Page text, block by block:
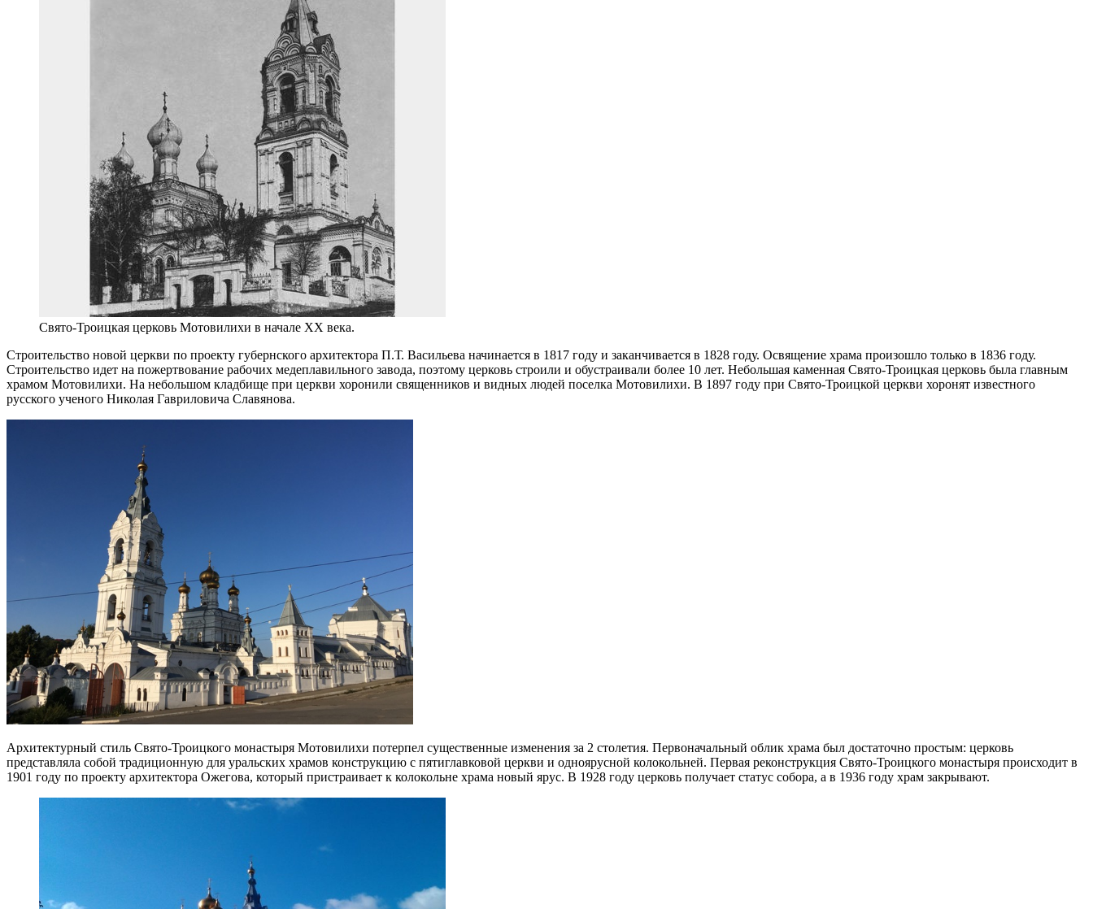
Свято-Троицкая церковь Мотовилихи в начале XX века.
Строительство новой церкви по проекту губернского архитектора П.Т. Васильева начинается в 1817 году и заканчивается в 1828 году. Освящение храма произошло только в 1836 году.
Строительство идет на пожертвование рабочих медеплавильного завода, поэтому церковь строили и обустраивали более 10 лет. Небольшая каменная Свято-Троицкая церковь была главным
храмом Мотовилихи. На небольшом кладбище при церкви хоронили священников и видных людей поселка Мотовилихи. В 1897 году при Свято-Троицкой церкви хоронят известного
русского ученого Николая Гавриловича Славянова.
Архитектурный стиль Свято-Троицкого монастыря Мотовилихи потерпел существенные изменения за 2 столетия. Первоначальный облик храма был достаточно простым: церковь
представляла собой традиционную для уральских храмов конструкцию с пятиглавковой церкви и одноярусной колокольней. Первая реконструкция Свято-Троицкого монастыря происходит в
1901 году по проекту архитектора Ожегова, который пристраивает к колокольне храма новый ярус. В 1928 году церковь получает статус собора, а в 1936 году храм закрывают.